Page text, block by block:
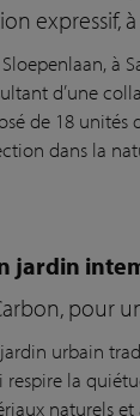
expressif,
à
d’une
de 18 unités
dans la
jardin
pour
urbain
la
naturels